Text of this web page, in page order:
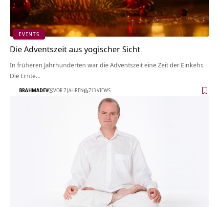
EVENTS
Die Adventszeit aus yogischer Sicht
In früheren Jahrhunderten war die Adventszeit eine Zeit der Einkehr.
Die Ernte…
BRAHMADEV VOR 7 JAHREN 713 VIEWS